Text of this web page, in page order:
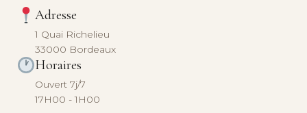
Adresse
1 Quai Richelieu
33000 Bordeaux
Horaires
Ouvert 7j/7
17H00 - 1H00